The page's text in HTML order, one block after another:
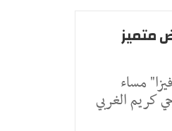
متميز
مساء
المسرحي كريم الغربي